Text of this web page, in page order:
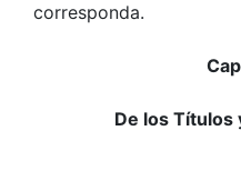
corresponda.
De los Títulos